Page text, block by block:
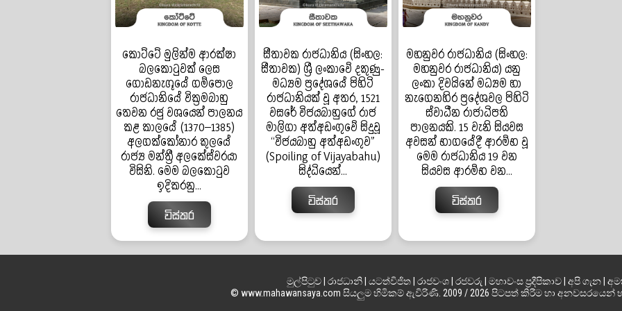
කොට්ටේ මුලින්ම ආරක්ෂා
බලකොටුවක් ලෙස
ගොඩනැගූයේ ගම්පොල
රාජධානියේ වික්‍රමබාහු
තෙවන රජු වශයෙන් පාලනය
කළ කාලයේ (1370–1385)
අලගක්කෝනාර කුලයේ
රාජ්‍ය මන්ත්‍රී අලකේස්වරයා
විසිනි. මෙම බලකොටුව
ඉදිකරනු...
විස්තර
සීතාවක රාජධානිය (සිංහල:
සීතාවක) ශ්‍රී ලංකාවේ දකුණු-
මධ්‍යම ප්‍රදේශයේ පිහිටි
රාජධානියක් වූ අතර, 1521
වසරේ විජයබාහුගේ රාජ
මාලිගා අත්අඩංගුවේ සිදුවූ
“විජයබාහු අත්අඩංගුව”
(Spoiling of Vijayabahu)
සිද්ධියෙන්...
විස්තර
මහනුවර රාජධානිය (සිංහල:
මහනුවර රාජධානිය) යනු
ලංකා දිවයිනේ මධ්‍යම හා
නැගෙනහිර ප්‍රදේශවල පිහිටි
ස්වාධීන රාජාධිපති
පාලනයකි. 15 වැනි සියවස
අවසන් භාගයේදී ආරම්භ වූ
මෙම රාජධානිය 19 වන
සියවස ආරම්භ වන...
විස්තර
මුල්පිටුව රාජධානි යටත්විජිත රාජවංශ රජවරු මහාවංස ප්‍රදීපිකාව අපි ගැන
© www.mahawansaya.com සියලුම හිමිකම් ඇවිරිණි. 2009 / 2026 පිටපත් කිරීම හා